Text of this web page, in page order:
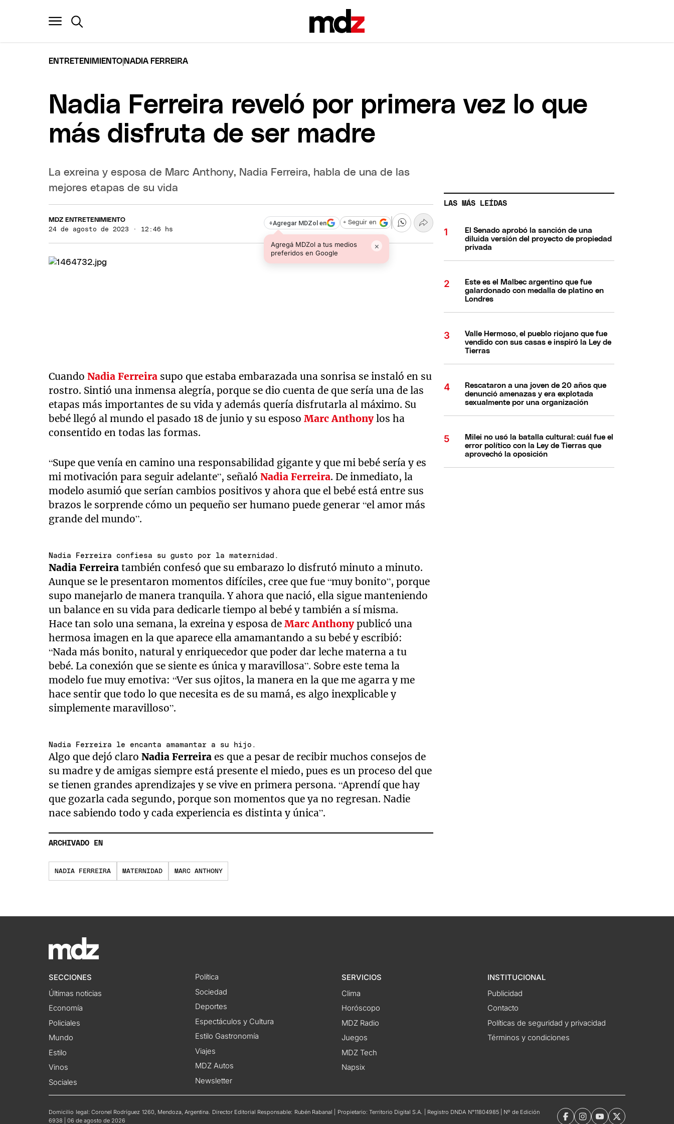
ENTRETENIMIENTO NADIA FERREIRA
Nadia Ferreira reveló por primera vez lo que
más disfruta de ser madre
La exreina y esposa de Marc Anthony, Nadia Ferreira, habla de una de las
mejores etapas de su vida
MDZ ENTRETENIMIENTO
24 de agosto de 2023 · 12:46 hs
+Agregar MDZol en
Agregá MDZol a tus medios
preferidos en Google
×
+ Seguir en
CuandoNadia Ferreira supo que estaba embarazada una sonrisa se instaló en su
rostro. Sintió una inmensa alegría, porque se dio cuenta de que sería una de las
etapas más importantes de su vida y además quería disfrutarla al máximo. Su
bebé llegó al mundo el pasado 18 de junio y su esposoMarc Anthonylos ha
consentido en todas las formas.
“Supe que venía en camino una responsabilidad gigante y que mi bebé sería y es
mi motivación para seguir adelante”, señalóNadia Ferreira. De inmediato, la
modelo asumió que serían cambios positivos y ahora que el bebé está entre sus
brazos le sorprende cómo un pequeño ser humano puede generar “el amor más
grande del mundo”.
Nadia Ferreira confiesa su gusto por la maternidad.
Nadia Ferreira también confesó que su embarazo lo disfrutó minuto a minuto.
Aunque se le presentaron momentos difíciles, cree que fue “muy bonito”, porque
supo manejarlo de manera tranquila. Y ahora que nació, ella sigue manteniendo
un balance en su vida para dedicarle tiempo al bebé y también a sí misma.
Hace tan solo una semana, la exreina y esposa de Marc Anthonypublicó una
hermosa imagen en la que aparece ella amamantando a su bebé y escribió:
“Nada más bonito, natural y enriquecedor que poder dar leche materna a tu
bebé. La conexión que se siente es única y maravillosa”. Sobre este tema la
modelo fue muy emotiva: “Ver sus ojitos, la manera en la que me agarra y me
hace sentir que todo lo que necesita es de su mamá, es algo inexplicable y
simplemente maravilloso”.
Nadia Ferreira le encanta amamantar a su hijo.
Algo que dejó claroNadia Ferreira es que a pesar de recibir muchos consejos de
su madre y de amigas siempre está presente el miedo, pues es un proceso del que
se tienen grandes aprendizajes y se vive en primera persona. “Aprendí que hay
que gozarla cada segundo, porque son momentos que ya no regresan. Nadie
nace sabiendo todo y cada experiencia es distinta y única”.
ARCHIVADO EN
NADIA FERREIRA MATERNIDAD MARC ANTHONY
LAS MÁS LEÍDAS
El Senado aprobó la sanción de una
diluida versión del proyecto de propiedad
privada
Este es el Malbec argentino que fue
galardonado con medalla de platino en
Londres
Valle Hermoso, el pueblo riojano que fue
vendido con sus casas e inspiró la Ley de
Tierras
Rescataron a una joven de 20 años que
denunció amenazas y era explotada
sexualmente por una organización
Milei no usó la batalla cultural: cuál fue el
error político con la Ley de Tierras que
aprovechó la oposición
SECCIONES
Últimas noticias
Economía
Policiales
Mundo
Estilo
Vinos
Sociales
Política
Sociedad
Deportes
Espectáculos y Cultura
Estilo Gastronomía
Viajes
MDZ Autos
Newsletter
SERVICIOS
Clima
Horóscopo
MDZ Radio
Juegos
MDZ Tech
Napsix
INSTITUCIONAL
Publicidad
Contacto
Políticas de seguridad y privacidad
Términos y condiciones
Domicilio legal: Coronel Rodríguez 1260, Mendoza, Argentina. Director Editorial Responsable: Rubén Rabanal | Propietario: Territorio Digital S.A. | Registro DNDA N°11804985 | Nº de Edición
6938 | 06 de agosto de 2026